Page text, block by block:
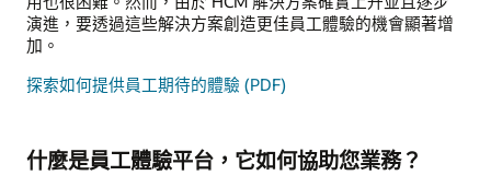
演進，要透過這些解決方案創造更佳員工體驗的機會顯著增
加。
探索如何提供員工期待的體驗 (PDF)
什麼是員工體驗平台，它如何協助您業務？